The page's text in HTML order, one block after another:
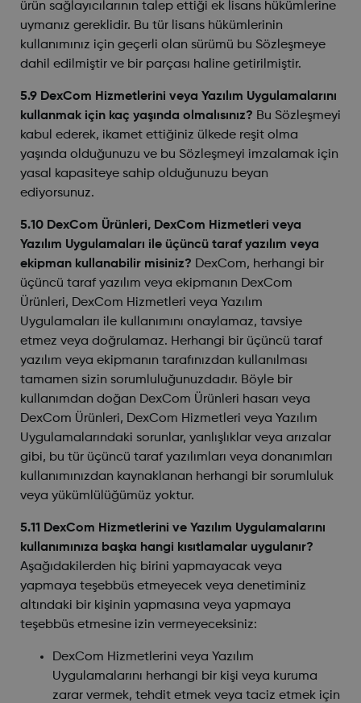
ürün sağlayıcılarının talep ettiği ek lisans hükümlerine
uymanız gereklidir. Bu tür lisans hükümlerinin
kullanımınız için geçerli olan sürümü bu Sözleşmeye
dahil edilmiştir ve bir parçası haline getirilmiştir.
5.9 DexCom Hizmetlerini veya Yazılım Uygulamalarını
kullanmak için kaç yaşında olmalısınız? Bu Sözleşmeyi
kabul ederek, ikamet ettiğiniz ülkede reşit olma
yaşında olduğunuzu ve bu Sözleşmeyi imzalamak için
yasal kapasiteye sahip olduğunuzu beyan
ediyorsunuz.
5.10 DexCom Ürünleri, DexCom Hizmetleri veya
Yazılım Uygulamaları ile üçüncü taraf yazılım veya
ekipman kullanabilir misiniz? DexCom, herhangi bir
üçüncü taraf yazılım veya ekipmanın DexCom
Ürünleri, DexCom Hizmetleri veya Yazılım
Uygulamaları ile kullanımını onaylamaz, tavsiye
etmez veya doğrulamaz. Herhangi bir üçüncü taraf
yazılım veya ekipmanın tarafınızdan kullanılması
tamamen sizin sorumluluğunuzdadır. Böyle bir
kullanımdan doğan DexCom Ürünleri hasarı veya
DexCom Ürünleri, DexCom Hizmetleri veya Yazılım
Uygulamalarındaki sorunlar, yanlışlıklar veya arızalar
gibi, bu tür üçüncü taraf yazılımları veya donanımları
kullanımınızdan kaynaklanan herhangi bir sorumluluk
veya yükümlülüğümüz yoktur.
5.11 DexCom Hizmetlerini ve Yazılım Uygulamalarını
kullanımınıza başka hangi kısıtlamalar uygulanır?
Aşağıdakilerden hiç birini yapmayacak veya
yapmaya teşebbüs etmeyecek veya denetiminiz
altındaki bir kişinin yapmasına veya yapmaya
teşebbüs etmesine izin vermeyeceksiniz:
DexCom Hizmetlerini veya Yazılım
Uygulamalarını herhangi bir kişi veya kuruma
zarar vermek, tehdit etmek veya taciz etmek için